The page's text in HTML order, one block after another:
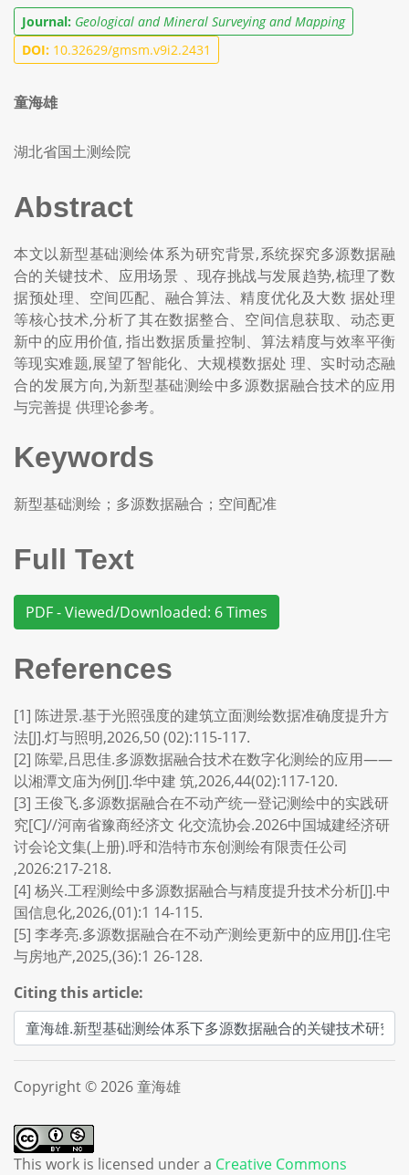
Journal: Geological and Mineral Surveying and Mapping
DOI: 10.32629/gmsm.v9i2.2431
童海雄
湖北省国土测绘院
Abstract
本文以新型基础测绘体系为研究背景,系统探究多源数据融
合的关键技术、应用场景 、现存挑战与发展趋势,梳理了数
据预处理、空间匹配、融合算法、精度优化及大数 据处理
等核心技术,分析了其在数据整合、空间信息获取、动态更
新中的应用价值, 指出数据质量控制、算法精度与效率平衡
等现实难题,展望了智能化、大规模数据处 理、实时动态融
合的发展方向,为新型基础测绘中多源数据融合技术的应用
与完善提 供理论参考。
Keywords
新型基础测绘；多源数据融合；空间配准
Full Text
PDF - Viewed/Downloaded: 6 Times
References
[1] 陈进景.基于光照强度的建筑立面测绘数据准确度提升方
法[J].灯与照明,2026,50 (02):115-117.
[2] 陈翚,吕思佳.多源数据融合技术在数字化测绘的应用——
以湘潭文庙为例[J].华中建 筑,2026,44(02):117-120.
[3] 王俊飞.多源数据融合在不动产统一登记测绘中的实践研
究[C]//河南省豫商经济文 化交流协会.2026中国城建经济研
讨会论文集(上册).呼和浩特市东创测绘有限责任公司
,2026:217-218.
[4] 杨兴.工程测绘中多源数据融合与精度提升技术分析[J].中
国信息化,2026,(01):1 14-115.
[5] 李孝亮.多源数据融合在不动产测绘更新中的应用[J].住宅
与房地产,2025,(36):1 26-128.
Citing this article:
Copyright © 2026 童海雄
This work is licensed under a Creative Commons